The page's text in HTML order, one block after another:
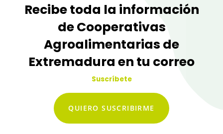
Recibe toda la información
de Cooperativas
Agroalimentarias de
Extremadura en tu correo
Suscríbete
QUIERO SUSCRIBIRME